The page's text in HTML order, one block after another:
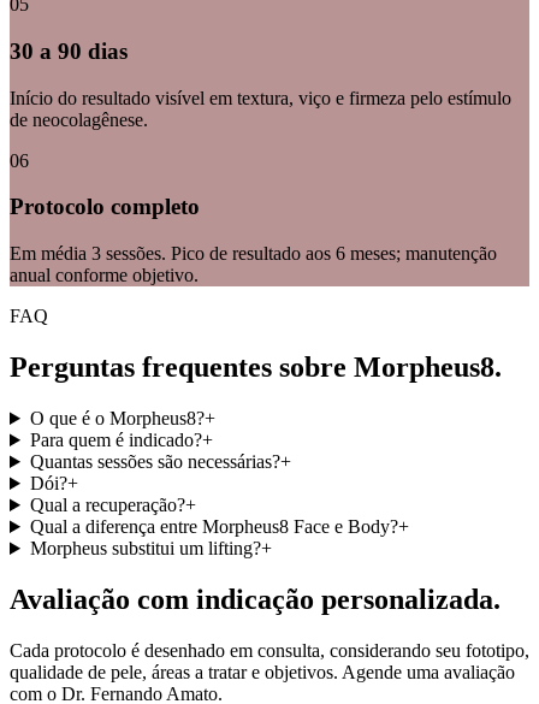
05
30 a 90 dias
Início do resultado visível em textura, viço e firmeza pelo estímulo
de neocolagênese.
06
Protocolo completo
Em média 3 sessões. Pico de resultado aos 6 meses; manutenção
anual conforme objetivo.
FAQ
Perguntas frequentes sobre Morpheus8.
O que é o Morpheus8?+
Para quem é indicado?+
Quantas sessões são necessárias?+
Dói?+
Qual a recuperação?+
Qual a diferença entre Morpheus8 Face e Body?+
Morpheus substitui um lifting?+
Avaliação com indicação personalizada.
Cada protocolo é desenhado em consulta, considerando seu fototipo,
qualidade de pele, áreas a tratar e objetivos. Agende uma avaliação
com o Dr. Fernando Amato.